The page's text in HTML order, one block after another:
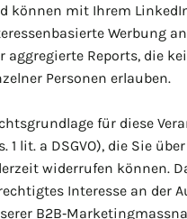
können mit Ihrem
Werbung
aggregierte Reports, die
Personen erlauben.
für diese
1 lit. a DSGVO), die Sie
widerrufen können.
Interesse an der